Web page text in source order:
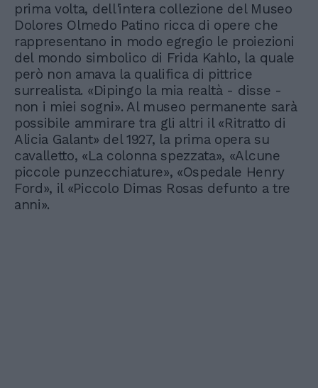
prima volta, dell'intera collezione del Museo
Dolores Olmedo Patino ricca di opere che
rappresentano in modo egregio le proiezioni
del mondo simbolico di Frida Kahlo, la quale
però non amava la qualifica di pittrice
surrealista. «Dipingo la mia realtà - disse -
non i miei sogni». Al museo permanente sarà
possibile ammirare tra gli altri il «Ritratto di
Alicia Galant» del 1927, la prima opera su
cavalletto, «La colonna spezzata», «Alcune
piccole punzecchiature», «Ospedale Henry
Ford», il «Piccolo Dimas Rosas defunto a tre
anni».